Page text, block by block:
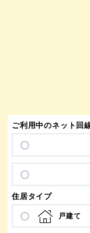
ご利用中のネット回
住居タイプ
戸建て